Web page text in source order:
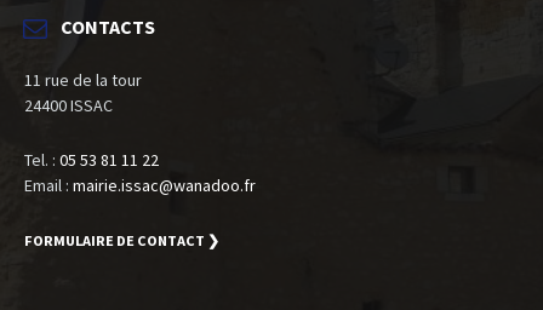
CONTACTS
11 rue de la tour
24400 ISSAC
Tel. : 05 53 81 11 22
Email : mairie.issac@wanadoo.fr
FORMULAIRE DE CONTACT ❯